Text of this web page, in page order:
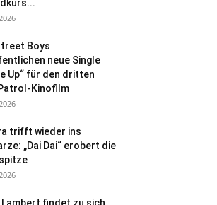
Boys
neue Single
Up“ für den dritten
Kinofilm
trifft wieder ins
„Dai Dai“ erobert die